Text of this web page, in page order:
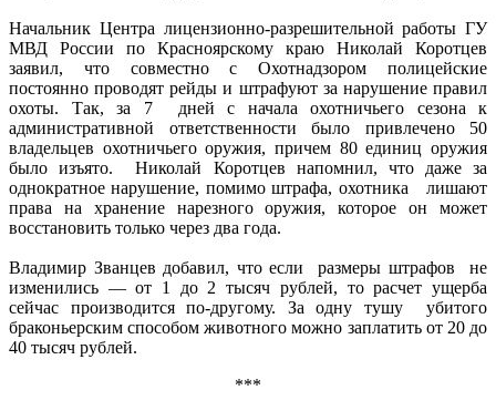
Начальник Центра лицензионно-разрешительной работы ГУ
МВД России по Красноярскому краю Николай Коротцев
заявил, что совместно с Охотнадзором полицейские
постоянно проводят рейды и штрафуют за нарушение правил
охоты. Так, за 7 дней с начала охотничьего сезона к
административной ответственности было привлечено 50
владельцев охотничьего оружия, причем 80 единиц оружия
было изъято. Николай Коротцев напомнил, что даже за
однократное нарушение, помимо штрафа, охотника лишают
права на хранение нарезного оружия, которое он может
восстановить только через два года.
Владимир Званцев добавил, что если размеры штрафов не
изменились — от 1 до 2 тысяч рублей, то расчет ущерба
сейчас производится по-другому. За одну тушу убитого
браконьерским способом животного можно заплатить от 20 до
40 тысяч рублей.
***